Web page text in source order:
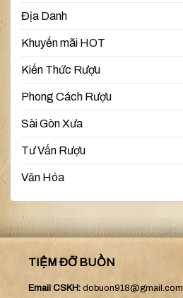
Địa Danh
Khuyến mãi HOT
Kiến Thức Rượu
Phong Cách Rượu
Sài Gòn Xưa
Tư Vấn Rượu
Văn Hóa
TIỆM ĐỠ BUỒN
Email CSKH: dobuon918@gmail.com